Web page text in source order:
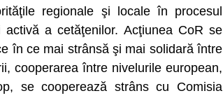
regionale şi locale în procesul
a cetăţenilor. Acţiunea CoR se
în ce mai strânsă şi mai solidară între
cooperarea între nivelurile european,
se cooperează strâns cu Comisia